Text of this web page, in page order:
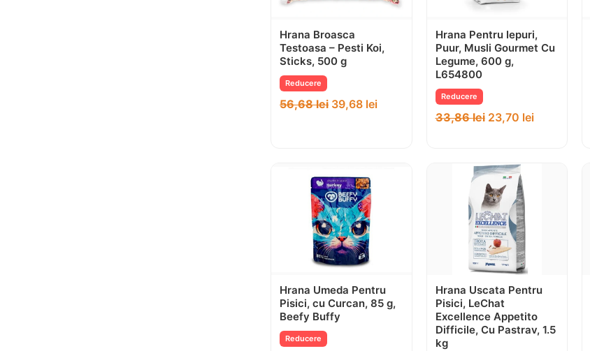
Hrana Broasca
Testoasa – Pesti Koi,
Sticks, 500 g
Reducere
56,68lei 39,68 lei
Hrana Pentru Iepuri,
Puur, Musli Gourmet Cu
Legume, 600 g,
L654800
Reducere
33,86lei 23,70 lei
Hrana Umeda Pentru
Pisici, cu Curcan, 85 g,
Beefy Buffy
Reducere
Hrana Uscata Pentru
Pisici, LeChat
Excellence Appetito
Difficile, Cu Pastrav, 1.5
kg